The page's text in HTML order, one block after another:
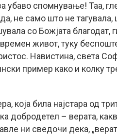
убаво спомнување! Таа,
не само што не тагувала,
со Божјата благодат,
живот, туку
Навистина, света
пример како и колку
која била најстара од
добродетел – верата,
ни сведочи дека,